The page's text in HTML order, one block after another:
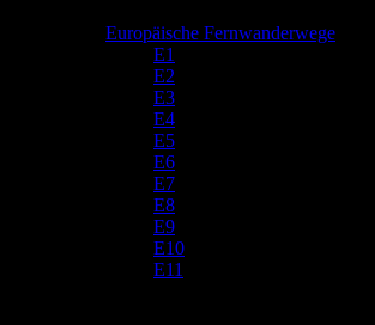
Europäische Fernwanderwege
E1
E2
E3
E4
E5
E6
E7
E8
E9
E10
E11